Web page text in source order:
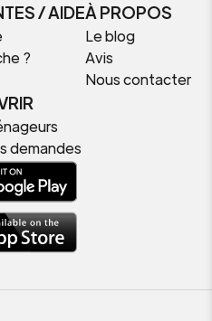
/ AIDE
?
À PROPOS
Le blog
Avis
Nous contacter
demandes